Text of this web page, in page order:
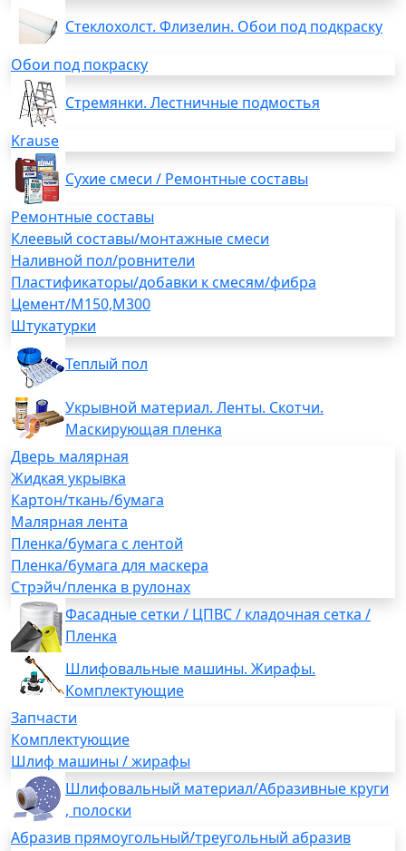
Стеклохолст. Флизелин. Обои под подкраску
Обои под покраску
Стремянки. Лестничные подмостья
Krause
Сухие смеси / Ремонтные составы
Ремонтные составы
Клеевый составы/монтажные смеси
Наливной пол/ровнители
Пластификаторы/добавки к смесям/фибра
Цемент/М150,М300
Штукатурки
Теплый пол
Укрывной материал. Ленты. Скотчи.
Маскирующая пленка
Дверь малярная
Жидкая укрывка
Картон/ткань/бумага
Малярная лента
Пленка/бумага с лентой
Пленка/бумага для маскера
Стрэйч/пленка в рулонах
Фасадные сетки / ЦПВС / кладочная сетка /
Пленка
Шлифовальные машины. Жирафы.
Комплектующие
Запчасти
Комплектующие
Шлиф машины / жирафы
Шлифовальный материал/Абразивные круги
, полоски
Абразив прямоугольный/треугольный абразив